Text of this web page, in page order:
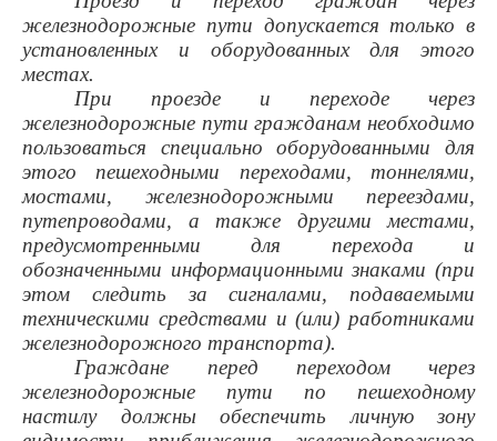
железнодорожные пути допускается только в
установленных и оборудованных для этого
местах.
При проезде и переходе через
железнодорожные пути гражданам необходимо
пользоваться специально оборудованными для
этого пешеходными переходами, тоннелями,
мостами, железнодорожными переездами,
путепроводами, а также другими местами,
предусмотренными для перехода и
обозначенными информационными знаками (при
этом следить за сигналами, подаваемыми
техническими средствами и (или) работниками
железнодорожного транспорта).
Граждане перед переходом через
железнодорожные пути по пешеходному
настилу должны обеспечить личную зону